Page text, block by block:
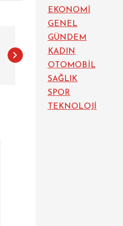
EKONOMİ
GENEL
GÜNDEM
KADIN
OTOMOBİL
SAĞLIK
SPOR
TEKNOLOJİ